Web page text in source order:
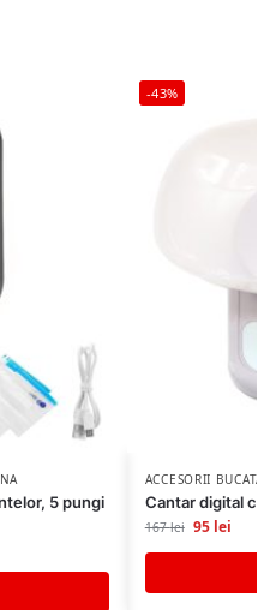
5 pungi
-43%
ACCESORII
Cantar digital
167lei 95 lei